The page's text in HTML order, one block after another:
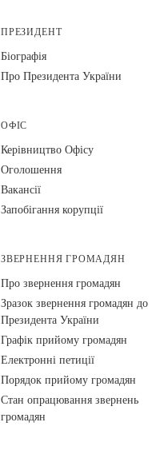
ПРЕЗИДЕНТ
Біографія
Про Президента України
ОФІС
Керівництво Офісу
Оголошення
Вакансії
Запобігання корупції
ЗВЕРНЕННЯ ГРОМАДЯН
Про звернення громадян
Зразок звернення громадян до
Президента України
Графік прийому громадян
Електронні петиції
Порядок прийому громадян
Стан опрацювання звернень
громадян